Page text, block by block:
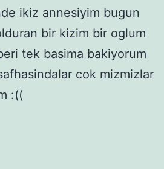
ikiz annesiyim bugun
bir kizim bir oglum
tek basima bakiyorum
cok mizmizlar
:((